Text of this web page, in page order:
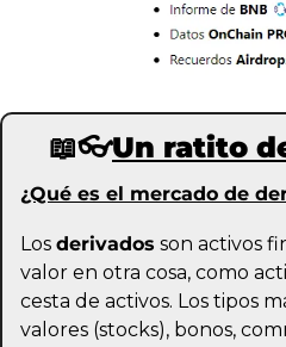
📖👓Un ratito
¿Qué es el mercado de
Los derivados son activos
valor en otra cosa, como
cesta de activos. Los tipos
valores (stocks), bonos,